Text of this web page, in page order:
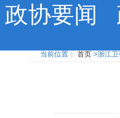
政协要闻
当前位置： 首页 >浙江